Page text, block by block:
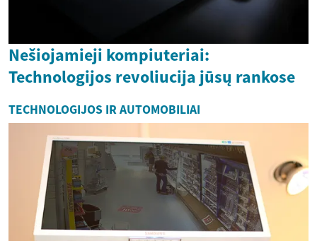
Nešiojamieji kompiuteriai:
Technologijos revoliucija jūsų rankose
TECHNOLOGIJOS IR AUTOMOBILIAI